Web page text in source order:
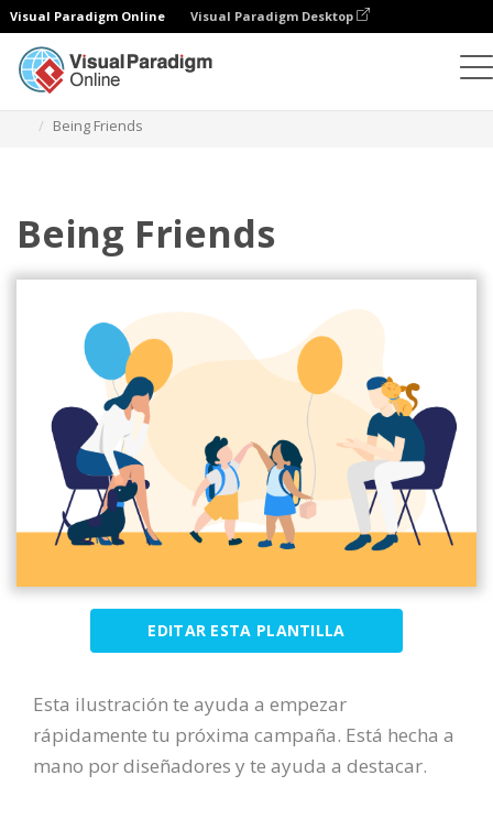
Visual Paradigm Online Visual Paradigm Desktop
Being Friends
Being Friends
EDITAR ESTA PLANTILLA
Esta ilustración te ayuda a empezar
rápidamente tu próxima campaña. Está hecha a
mano por diseñadores y te ayuda a destacar.